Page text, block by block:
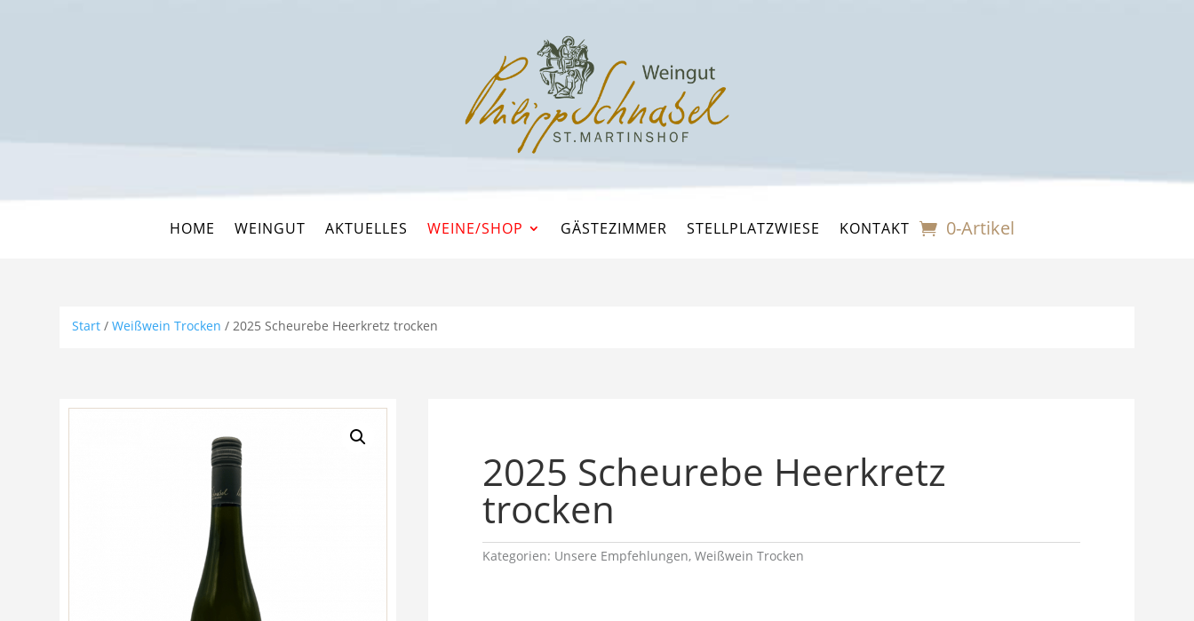
HOME WEINGUT AKTUELLES WEINE/SHOP GÄSTEZIMMER STELLPLATZWIESE KONTAKT 0-Artikel
Start/ Weißwein Trocken / 2025 Scheurebe Heerkretz trocken
2025 Scheurebe Heerkretz
trocken
Kategorien: Unsere Empfehlungen, Weißwein Trocken